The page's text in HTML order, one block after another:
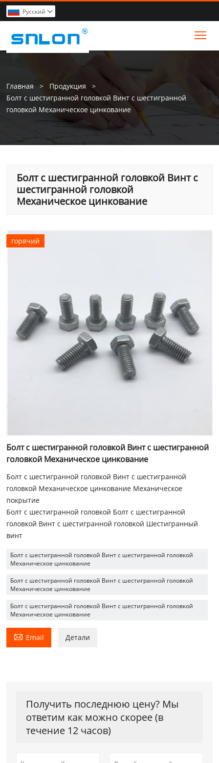
Pусский 
Главная > Продукция
>
Болт с шестигранной головкой Винт с шестигранной
головкой Механическое цинкование
Болт с шестигранной головкой Винт с
шестигранной головкой
Механическое цинкование
горячий
Болт с шестигранной головкой Винт с шестигранной
головкой Механическое цинкование
Болт с шестигранной головкой Винт с шестигранной
головкой Механическое цинкование Механическое
покрытие
Болт с шестигранной головкой Болт с шестигранной
головкой Винт с шестигранной головкой Шестигранный
винт
Болт с шестигранной головкой Винт с шестигранной головкой
Механическое цинкование
Болт с шестигранной головкой Винт с шестигранной головкой
Механическое цинкование
Болт с шестигранной головкой Винт с шестигранной головкой
Механическое цинкование
 Email Детали
Получить последнюю цену? Мы
ответим как можно скорее (в
течение 12 часов)